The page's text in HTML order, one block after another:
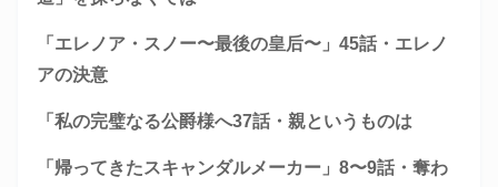
「エレノア・スノー〜最後の皇后〜」45話・エレノ
アの決意
「私の完璧なる公爵様へ37話・親というものは
「帰ってきたスキャンダルメーカー」8〜9話・奪わ